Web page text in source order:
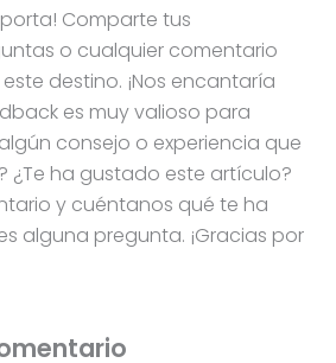
Comparte tus
o cualquier comentario
destino. ¡Nos encantaría
es muy valioso para
consejo o experiencia que
¿Te ha gustado este artículo?
y cuéntanos qué te ha
alguna pregunta. ¡Gracias por